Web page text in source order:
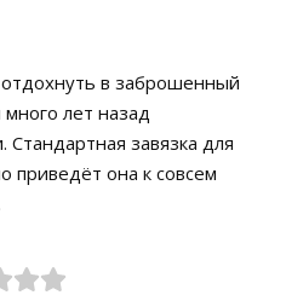
в заброшенный
лет назад
завязка для
приведёт она к совсем